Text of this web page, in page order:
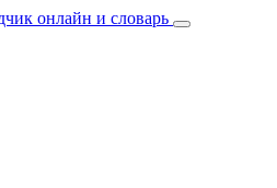
онлайн и словарь